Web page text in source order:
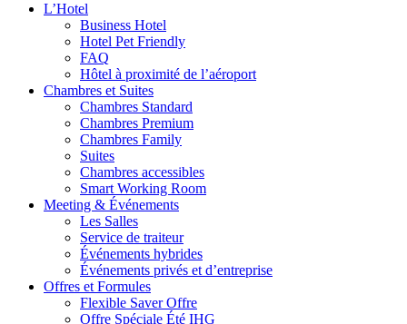
L’Hotel
Business Hotel
Hotel Pet Friendly
FAQ
Hôtel à proximité de l’aéroport
Chambres et Suites
Chambres Standard
Chambres Premium
Chambres Family
Suites
Chambres accessibles
Smart Working Room
Meeting & Événements
Les Salles
Service de traiteur
Événements hybrides
Événements privés et d’entreprise
Offres et Formules
Flexible Saver Offre
Offre Spéciale Été IHG